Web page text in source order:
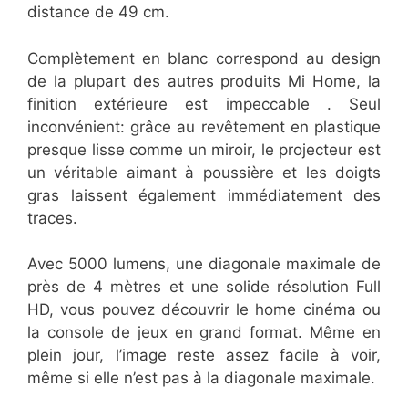
distance de 49 cm.
Complètement en blanc correspond au design
de la plupart des autres produits Mi Home, la
finition extérieure est impeccable . Seul
inconvénient: grâce au revêtement en plastique
presque lisse comme un miroir, le projecteur est
un véritable aimant à poussière et les doigts
gras laissent également immédiatement des
traces.
Avec 5000 lumens, une diagonale maximale de
près de 4 mètres et une solide résolution Full
HD, vous pouvez découvrir le home cinéma ou
la console de jeux en grand format. Même en
plein jour, l’image reste assez facile à voir,
même si elle n’est pas à la diagonale maximale.